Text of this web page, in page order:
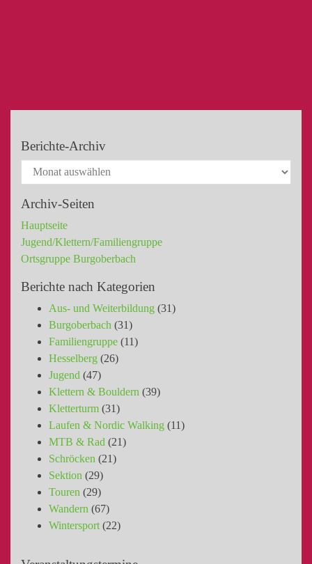
Berichte-Archiv
Archiv-Seiten
Hauptseite
Jugend/Klettern/Familiengruppe
Ortsgruppe Burgoberbach
Berichte nach Kategorien
Aus- und Weiterbildung (31)
Burgoberbach (31)
Familiengruppe (11)
Hesselberg (26)
Jugend (47)
Klettern & Bouldern (39)
Kletterturm (31)
Laufen & Nordic Walking (11)
MTB & Rad (21)
Schröcken (21)
Sektion (29)
Touren (29)
Wandern (67)
Wintersport (22)